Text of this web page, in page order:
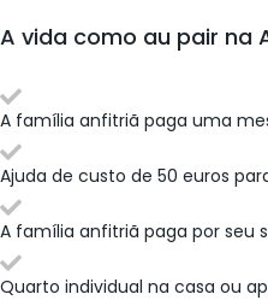
A vida como au pair na
A família anfitriã paga uma
Ajuda de custo de 50 euros
A família anfitriã paga por seu
Quarto individual na casa ou